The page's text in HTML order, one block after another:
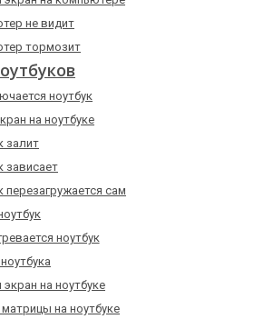
не видит
тормозит
ноутбук
на ноутбуке
залит
зависает
перезагружается сам
ноутбук
на ноутбуке
на ноутбуке